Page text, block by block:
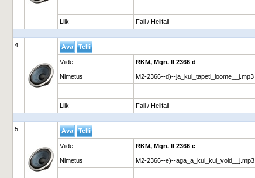
Liik Fail / Helifail
4
Viide RKM, Mgn. II 2366 d
Nimetus M2-2366--d)--ja_kui_tapeti_loome__j.mp3
Liik Fail / Helifail
5
Viide RKM, Mgn. II 2366 e
Nimetus M2-2366--e)--aga_a_kui_kui_void__j.mp3